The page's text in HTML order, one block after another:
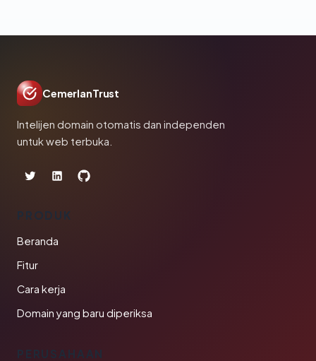
CemerlanTrust
Intelijen domain otomatis dan independen
untuk web terbuka.
PRODUK
Beranda
Fitur
Cara kerja
Domain yang baru diperiksa
PERUSAHAAN